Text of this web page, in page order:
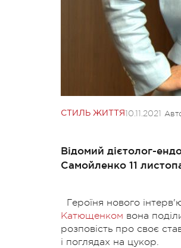
СТИЛЬ ЖИТТЯ 10.11.2021
Відомий дієтолог-
Самойленко 11
Героїня нового
Катющенком вона
розповість про своє
і поглядах на цукор.